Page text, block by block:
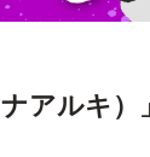
アルキ